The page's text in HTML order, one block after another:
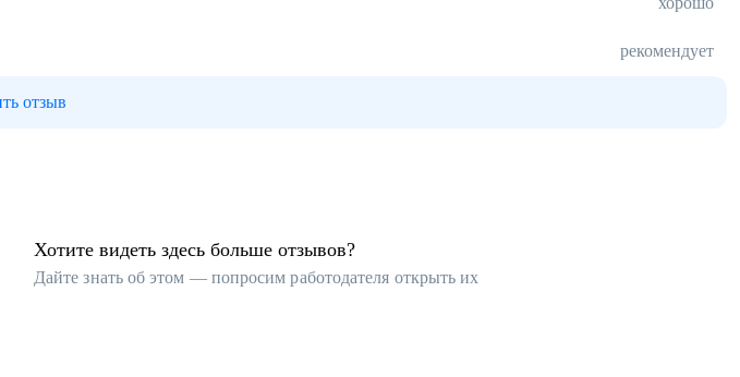
рекомендует
отзыв
Хотите видеть здесь больше отзывов?
Дайте знать об этом — попросим работодателя открыть их